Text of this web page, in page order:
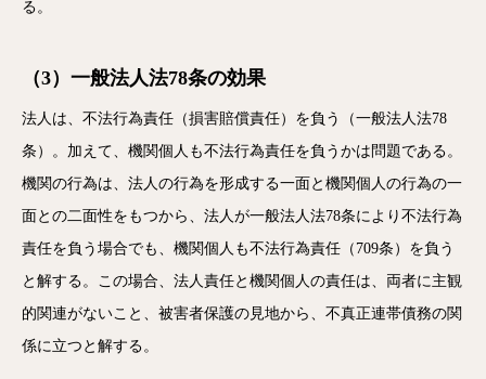
る。
（3）一般法人法78条の効果
法人は、不法行為責任（損害賠償責任）を負う（一般法人法78
条）。加えて、機関個人も不法行為責任を負うかは問題である。
機関の行為は、法人の行為を形成する一面と機関個人の行為の一
面との二面性をもつから、法人が一般法人法78条により不法行為
責任を負う場合でも、機関個人も不法行為責任（709条）を負う
と解する。この場合、法人責任と機関個人の責任は、両者に主観
的関連がないこと、被害者保護の見地から、不真正連帯債務の関
係に立つと解する。